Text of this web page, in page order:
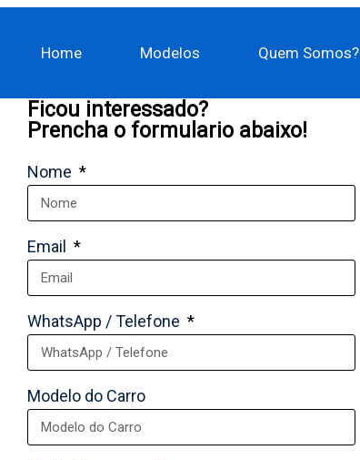
Home Modelos Quem Somos?
Ficou interessado?
Prencha o formulario abaixo!
Nome
Email
WhatsApp / Telefone
Modelo do Carro